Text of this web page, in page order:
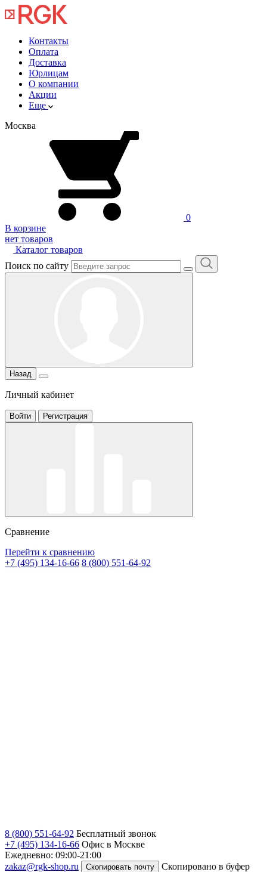
Контакты
Оплата
Доставка
Юрлицам
О компании
Акции
Еще
Москва
0
В корзине
нет товаров
Каталог товаров
Поиск по сайту
Назад
Личный кабинет
Войти Регистрация
Сравнение
Перейти к сравнению
+7 (495) 134-16-66 8 (800) 551-64-92
8 (800) 551-64-92 Бесплатный звонок
+7 (495) 134-16-66 Офис в Москве
Ежедневно: 09:00-21:00
zakaz@rgk-shop.ru
Скопировать почту
Скопировано в буфер